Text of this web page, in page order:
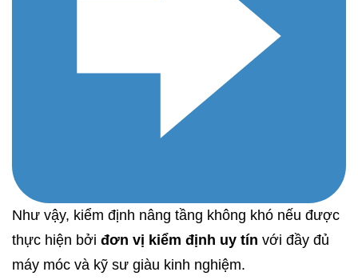
Như vậy, kiểm định nâng tầng không khó nếu được
thực hiện bởi đơn vị kiểm định uy tín với đầy đủ
máy móc và kỹ sư giàu kinh nghiệm.